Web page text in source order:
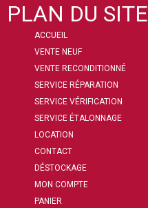
PLAN DU SITE
ACCUEIL
VENTE NEUF
VENTE RECONDITIONNÉ
SERVICE RÉPARATION
SERVICE VÉRIFICATION
SERVICE ÉTALONNAGE
LOCATION
CONTACT
DÉSTOCKAGE
MON COMPTE
PANIER